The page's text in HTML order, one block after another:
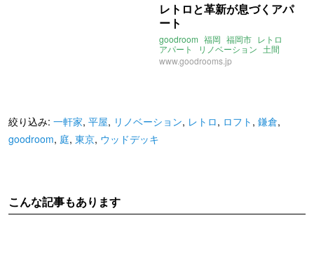
レトロと革新が息づくアパ
ート
goodroom 福岡 福岡市 レトロ
アパート
リノベーション 土間
大橋駅 2020年6月のおすすめ
www.goodrooms.jp
絞り込み: 一軒家, 平屋, リノベーション, レトロ, ロフト , 鎌倉,
goodroom, 庭, 東京, ウッドデッキ
こんな記事もあります